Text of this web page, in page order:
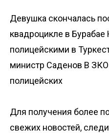
Девушка скончалась
квадроцикле в Бурабае
полицейскими в
министр Саденов В ЗКО
полицейских
Для получения более
свежих новостей,